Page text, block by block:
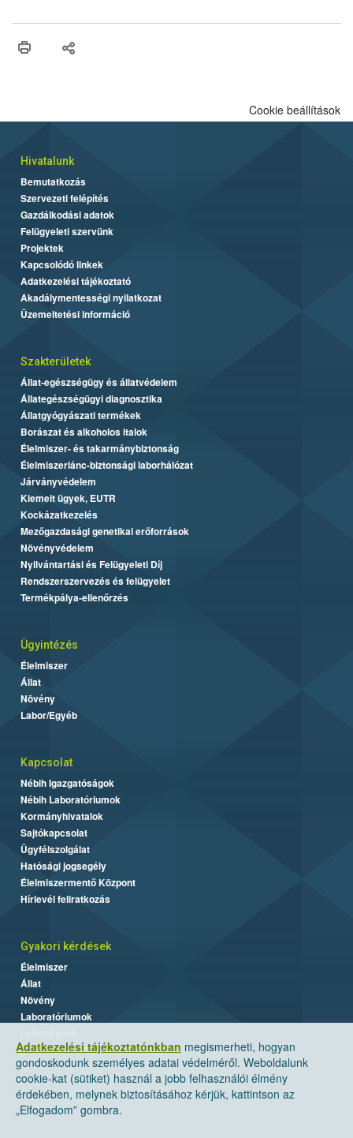
vonni az ebek viselkedésének megítélésében jártas szakértőt.
Adatkezelési tájékoztatónkban megismerheti, hogyan
gondoskodunk személyes adatai védelméről. Weboldalunk
cookie-kat (sütiket) használ a jobb felhasználói élmény
érdekében, melynek biztosításához kérjük, kattintson az
„Elfogadom” gombra.
Cookie beállítások
Hivatalunk
Bemutatkozás
Szervezeti felépítés
Gazdálkodási adatok
Felügyeleti szervünk
Projektek
Kapcsolódó linkek
Adatkezelési tájékoztató
Akadálymentességi nyilatkozat
Üzemeltetési információ
Szakterületek
Állat-egészségügy és állatvédelem
Állategészségügyi diagnosztika
Állatgyógyászati termékek
Borászat és alkoholos italok
Élelmiszer- és takarmánybiztonság
Élelmiszerlánc-biztonsági laborhálózat
Járványvédelem
Kiemelt ügyek, EUTR
Kockázatkezelés
Mezőgazdasági genetikai erőforrások
Növényvédelem
Nyilvántartási és Felügyeleti Díj
Rendszerszervezés és felügyelet
Termékpálya-ellenőrzés
Ügyintézés
Élelmiszer
Állat
Növény
Labor/Egyéb
Kapcsolat
Nébih Igazgatóságok
Nébih Laboratóriumok
Kormányhivatalok
Sajtókapcsolat
Ügyfélszolgálat
Hatósági jogsegély
Élelmiszermentő Központ
Hírlevél feliratkozás
Gyakori kérdések
Élelmiszer
Állat
Növény
Laboratóriumok